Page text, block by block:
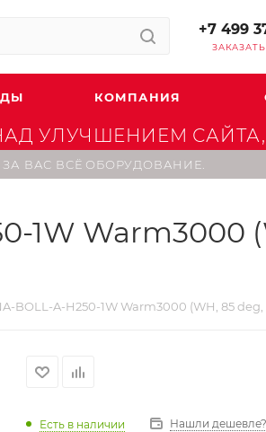
+7 499
КОМПАНИЯ
УЛУЧШЕНИЕМ
ВАС ВСЁ ОБОРУДОВАНИЕ.
1W Warm3000
BOLL-A-H250-1W Warm3000 (WH, 85
Есть в наличии Нашли дешевле?